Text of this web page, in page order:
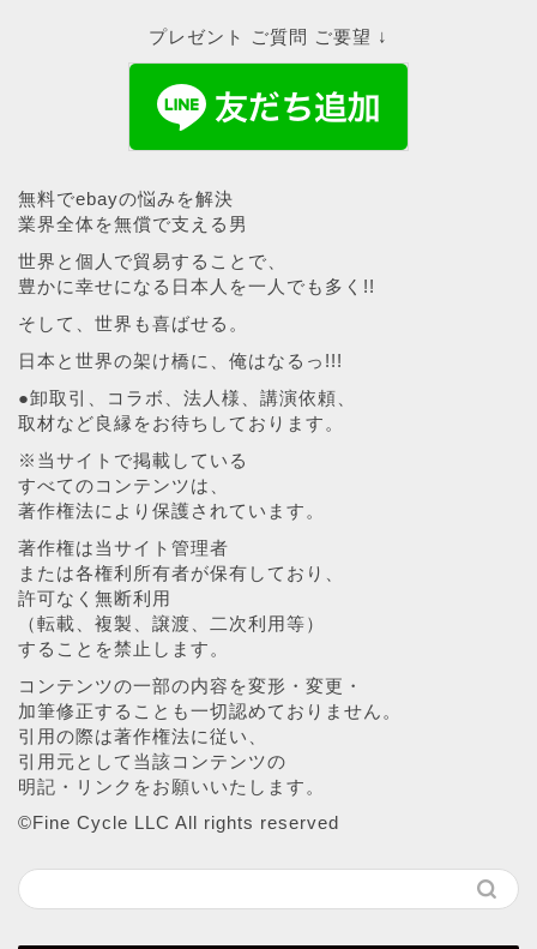
プレゼント ご質問 ご要望 ↓
無料でebayの悩みを解決
業界全体を無償で支える男
世界と個人で貿易することで、
豊かに幸せになる日本人を一人でも多く!!
そして、世界も喜ばせる。
日本と世界の架け橋に、俺はなるっ!!!
●卸取引、コラボ、法人様、講演依頼、
取材など良縁をお待ちしております。
※当サイトで掲載している
すべてのコンテンツは、
著作権法により保護されています。
著作権は当サイト管理者
または各権利所有者が保有しており、
許可なく無断利用
（転載、複製、譲渡、二次利用等）
することを禁止します。
コンテンツの一部の内容を変形・変更・
加筆修正することも一切認めておりません。
引用の際は著作権法に従い、
引用元として当該コンテンツの
明記・リンクをお願いいたします。
©︎Fine Cycle LLC All rights reserved